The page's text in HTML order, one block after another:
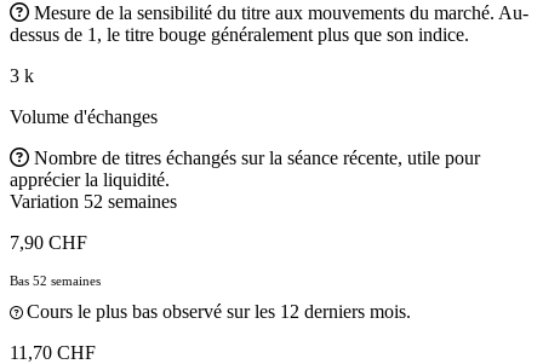
Mesure de la sensibilité du titre aux mouvements du marché. Au-
dessus de 1, le titre bouge généralement plus que son indice.
3 k
Volume d'échanges
Nombre de titres échangés sur la séance récente, utile pour
apprécier la liquidité.
Variation 52 semaines
7,90 CHF
Bas 52 semaines
Cours le plus bas observé sur les 12 derniers mois.
11,70 CHF